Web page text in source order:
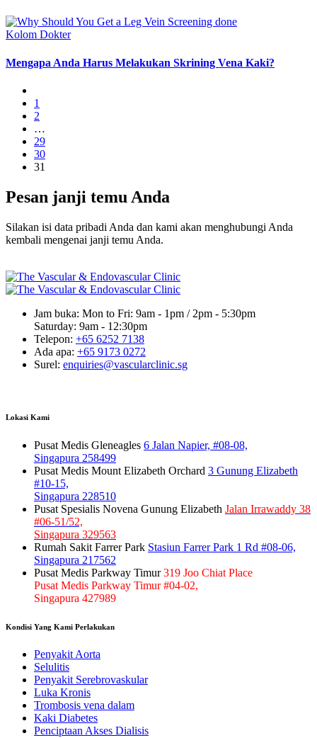
Kolom Dokter
Mengapa Anda Harus Melakukan Skrining Vena Kaki?
1
2
…
29
30
31
Pesan janji temu Anda
Silakan isi data pribadi Anda dan kami akan menghubungi Anda
kembali mengenai janji temu Anda.
Jam buka: Mon to Fri: 9am - 1pm / 2pm - 5:30pm
Saturday: 9am - 12:30pm
Telepon: +65 6252 7138
Ada apa: +65 9173 0272
Surel: enquiries@vascularclinic.sg
Lokasi Kami
Pusat Medis Gleneagles 6 Jalan Napier, #08-08,
Singapura 258499
Pusat Medis Mount Elizabeth Orchard 3 Gunung Elizabeth
#10-15,
Singapura 228510
Pusat Spesialis Novena Gunung Elizabeth Jalan Irrawaddy 38
#06-51/52,
Singapura 329563
Rumah Sakit Farrer Park Stasiun Farrer Park 1 Rd #08-06,
Singapura 217562
Pusat Medis Parkway Timur319 Joo Chiat Place
Pusat Medis Parkway Timur #04-02,
Singapura 427989
Kondisi Yang Kami Perlakukan
Penyakit Aorta
Selulitis
Penyakit Serebrovaskular
Luka Kronis
Trombosis vena dalam
Kaki Diabetes
Penciptaan Akses Dialisis